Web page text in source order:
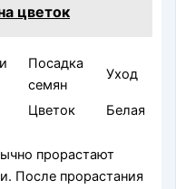
цветок
Посадка
семян
Уход
Цветок Белая
прорастают
После прорастания